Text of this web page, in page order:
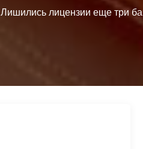
Лишились лицензии еще три